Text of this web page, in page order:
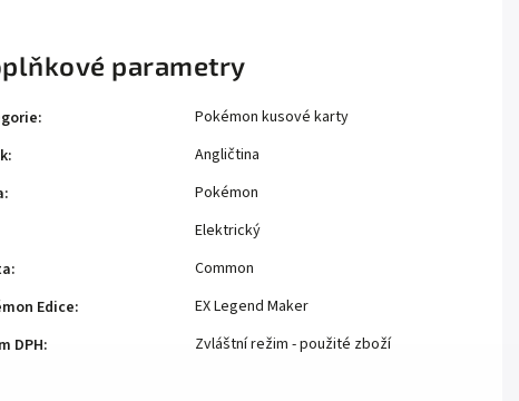
parametry
:
Pokémon kusové karty
:
Angličtina
:
Pokémon
Elektrický
:
Common
Edice:
EX Legend Maker
DPH: Zvláštní režim - použité zboží